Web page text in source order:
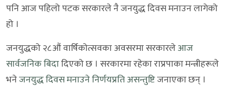
पनि आज पहिलो पटक सरकारले नै जनयुद्ध दिवस मनाउन लागेको
हो ।
जनयुद्धको २८औं वार्षिकोत्सवका अवसरमा सरकारलेआज
सार्वजनिक बिदादिएको छ । सरकारमा रहेका राप्रपाका मन्त्रीहरूले
भनेजनयुद्ध दिवस मनाउने निर्णयप्रति असन्तुष्टिजनाएका छन् ।